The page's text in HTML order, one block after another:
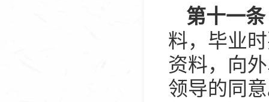
第十一条
料，毕业
资料，向
领导的同